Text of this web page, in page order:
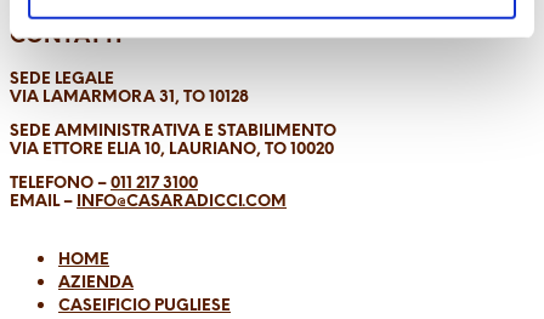
CONTATTI
SEDE LEGALE
VIA LAMARMORA 31, TO 10128
SEDE AMMINISTRATIVA E STABILIMENTO
VIA ETTORE ELIA 10, LAURIANO, TO 10020
TELEFONO – 011 217 3100
EMAIL –
INFO@CASARADICCI.COM
HOME
AZIENDA
CASEIFICIO PUGLIESE